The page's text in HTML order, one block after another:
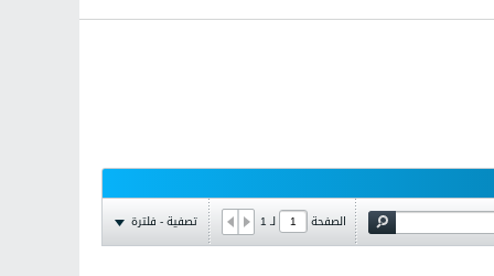
الصفحة لـ1 تصفية - فلترة